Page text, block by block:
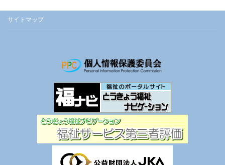
サイトマップ